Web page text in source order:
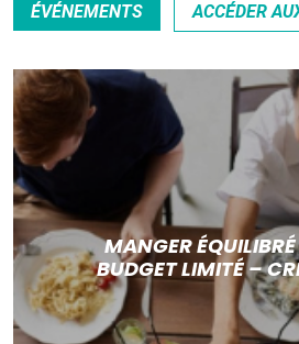
ÉVÉNEMENTS ACCÉDER
MANGER
BUDGET LIMITÉ –